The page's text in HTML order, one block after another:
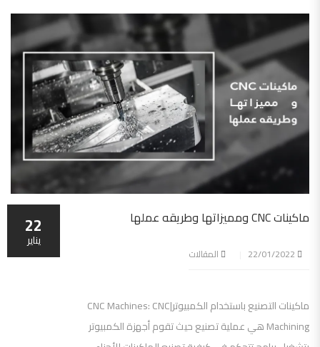
ماكينات CNC ومميزاتها وطريقه عملها
المقالات
ماكينات التصنيع باستخدام الكمبيوتر|CNC Machines: CNC
Machining هي عملية تصنيع حيث تقوم أجهزة الكمبيوتر
22
يناير